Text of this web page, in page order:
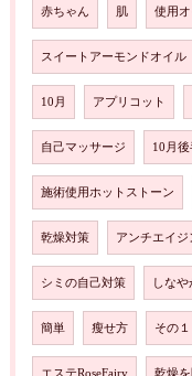
赤ちゃん 肌 使用
スイートアーモンドオイル
10月 アプリコット
自己マッサージ 10月後
施術使用ホットストーン
乾燥対策 アンチエイジ
シミの自己対策 しな
簡単 瘦せ方 その１
エステRoseFairy 乾燥